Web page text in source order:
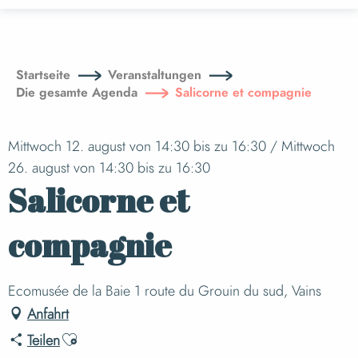
principal
Startseite
Veranstaltungen
Die gesamte Agenda
Salicorne et compagnie
Mittwoch 12. august von 14:30 bis zu 16:30 / Mittwoch
26. august von 14:30 bis zu 16:30
Salicorne et
compagnie
Ecomusée de la Baie 1 route du Grouin du sud, Vains
Anfahrt
TeilenAjouter aux favoris